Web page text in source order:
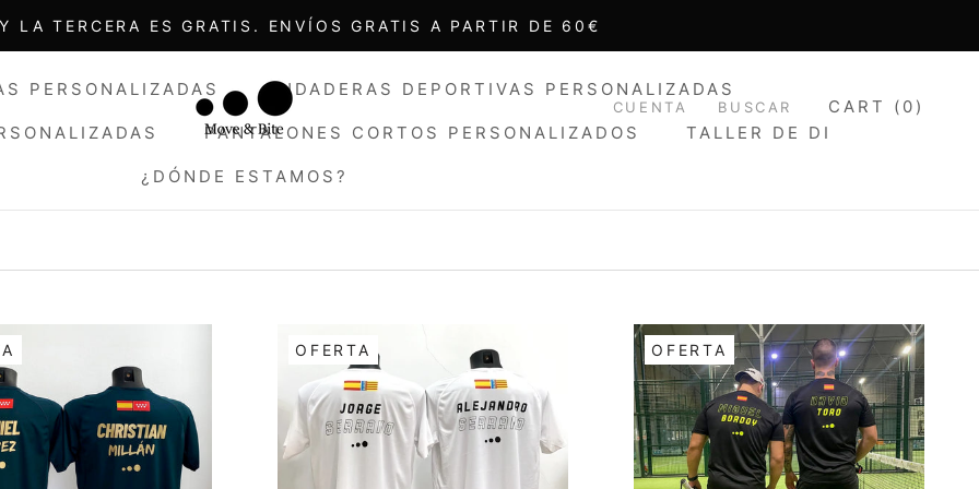
LA TERCERA ES GRATIS. ENVÍOS GRATIS A PARTIR DE 60€
PERSONALIZADAS SUDADERAS DEPORTIVAS PERSONALIZADAS
PANTALONES CORTOS PERSONALIZADOS TALLER DE DI
¿DÓNDE ESTAMOS?
CUENTA BUSCAR CART ( 0 )
OFERTA OFERTA